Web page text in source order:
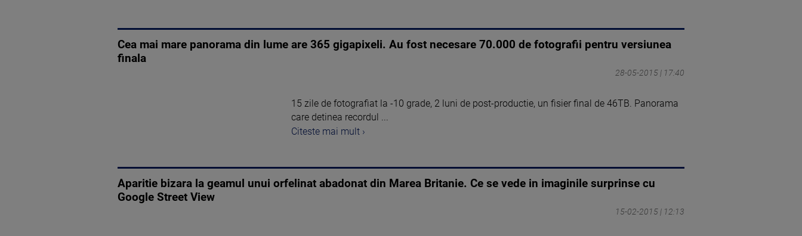
Cea mai mare panorama din lume are 365 gigapixeli. Au fost necesare 70.000 de fotografii pentru versiunea
finala
28-05-2015 | 17:40
15 zile de fotografiat la -10 grade, 2 luni de post-productie, un fisier final de 46TB. Panorama
care detinea recordul ...
Citeste mai mult ›
Aparitie bizara la geamul unui orfelinat abadonat din Marea Britanie. Ce se vede in imaginile surprinse cu
Google Street View
15-02-2015 | 12:13